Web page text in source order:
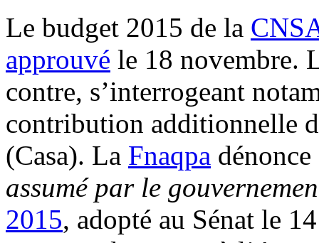
Le budget 2015 de la
approuvé le 18 novembre.
contre, s’interrogeant
contribution additionnelle
(Casa). La Fnaqpa dénonce
assumé par le
2015, adopté au Sénat le